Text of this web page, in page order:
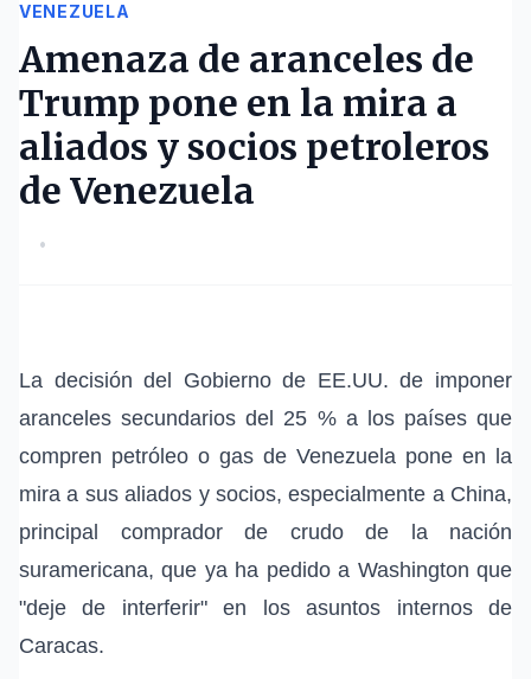
VENEZUELA
Amenaza de aranceles de
Trump pone en la mira a
aliados y socios petroleros
de Venezuela
•
La decisión del Gobierno de EE.UU. de imponer
aranceles secundarios del 25 % a los países que
compren petróleo o gas de Venezuela pone en la
mira a sus aliados y socios, especialmente a China,
principal comprador de crudo de la nación
suramericana, que ya ha pedido a Washington que
"deje de interferir" en los asuntos internos de
Caracas.